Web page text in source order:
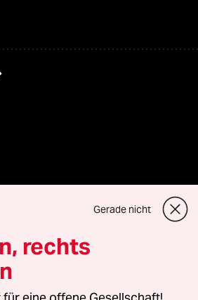
Vertriebs GmbH
rechtlichen Fragen oder für Genehmigungen
Gerade nicht
rechts